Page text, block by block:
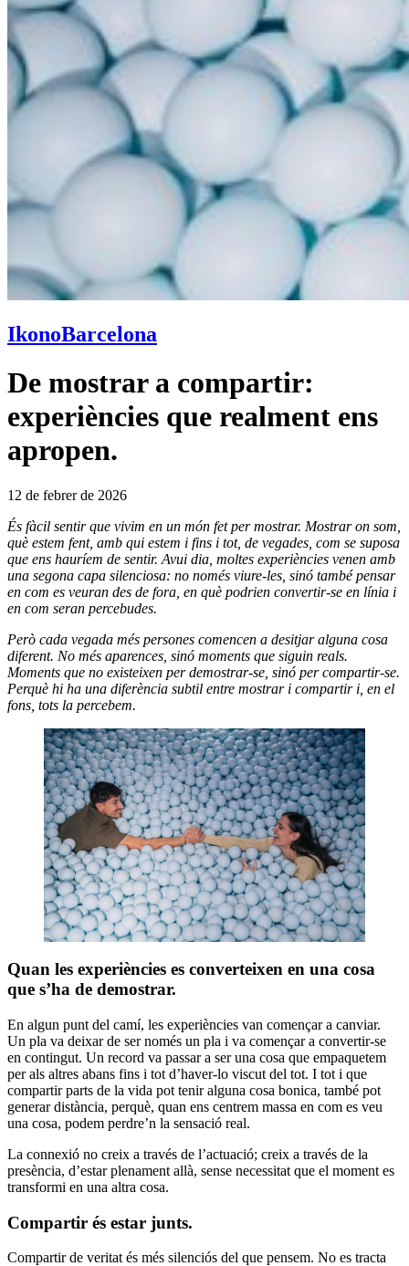
IkonoBarcelona
De mostrar a compartir:
experiències que realment ens
apropen.
12 de febrer de 2026
És fàcil sentir que vivim en un món fet per mostrar. Mostrar on som,
què estem fent, amb qui estem i fins i tot, de vegades, com se suposa
que ens hauríem de sentir. Avui dia, moltes experiències venen amb
una segona capa silenciosa: no només viure-les, sinó també pensar
en com es veuran des de fora, en què podrien convertir-se en línia i
en com seran percebudes.
Però cada vegada més persones comencen a desitjar alguna cosa
diferent. No més aparences, sinó moments que siguin reals.
Moments que no existeixen per demostrar-se, sinó per compartir-se.
Perquè hi ha una diferència subtil entre mostrar i compartir i, en el
fons, tots la percebem.
Quan les experiències es converteixen en una cosa
que s’ha de demostrar.
En algun punt del camí, les experiències van començar a canviar.
Un pla va deixar de ser només un pla i va començar a convertir-se
en contingut. Un record va passar a ser una cosa que empaquetem
per als altres abans fins i tot d’haver-lo viscut del tot. I tot i que
compartir parts de la vida pot tenir alguna cosa bonica, també pot
generar distància, perquè, quan ens centrem massa en com es veu
una cosa, podem perdre’n la sensació real.
La connexió no creix a través de l’actuació; creix a través de la
presència, d’estar plenament allà, sense necessitat que el moment es
transformi en una altra cosa.
Compartir és estar junts.
Compartir de veritat és més silenciós del que pensem. No es tracta